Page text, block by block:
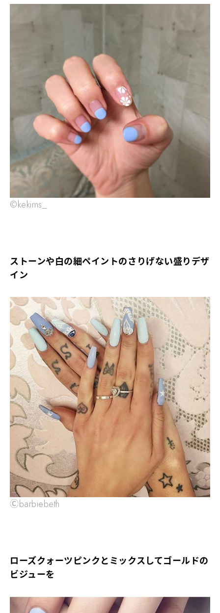
©kekims_
ストーンや白の細ペイントのさりげない盛りデザ
イン
Ⓒbarbiebeth
ローズクォーツピンクとミックスしてゴールドの
ビジューを